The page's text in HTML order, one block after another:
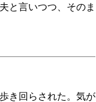
と言いつつ、そのま
き回らされた。気が